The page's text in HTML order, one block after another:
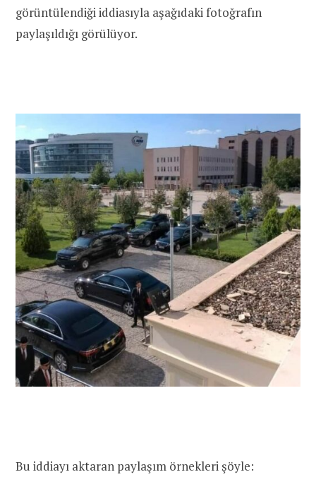
görüntülendiği iddiasıyla aşağıdaki fotoğrafın
paylaşıldığı görülüyor.
Bu iddiayı aktaran paylaşım örnekleri şöyle: